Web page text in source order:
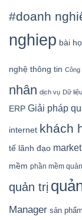
#doanh
nghiep bài
nghệ thông tin Công
nhân dịch vụ Dữ liệu
ERP Giải pháp
internet khách
tế lãnh đạo
mềm phần mềm
quản trị
Manager sản phẩm